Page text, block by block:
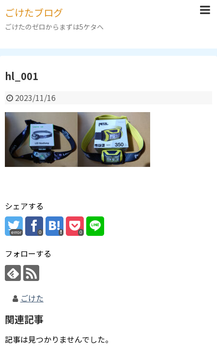
ごけたブログ
ごけたのゼロからまずは5ケタへ
hl_001
2023/11/16
シェアする
error 0 0
フォローする
ごけた
関連記事
記事は見つかりませんでした。